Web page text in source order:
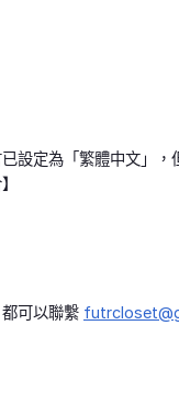
設定為「繁體中文」，
可以聯繫